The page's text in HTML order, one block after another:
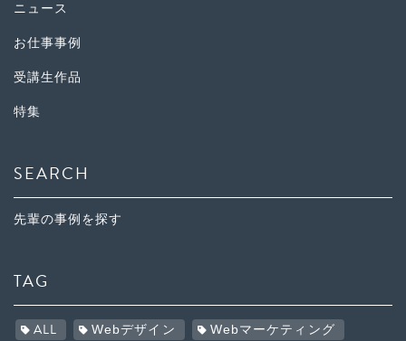
ニュース
お仕事事例
受講生作品
特集
SEARCH
先輩の事例を探す
TAG
ALL Webデザイン Webマーケティング